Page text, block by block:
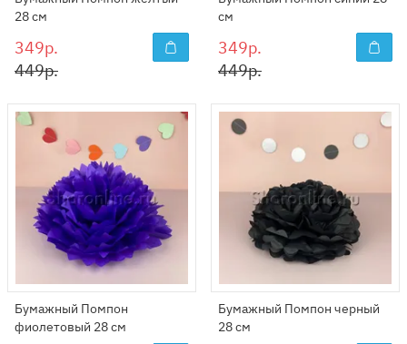
28 см
349р.
449р.
см
349р.
449р.
Бумажный Помпон
фиолетовый 28 см
Бумажный Помпон черный
28 см